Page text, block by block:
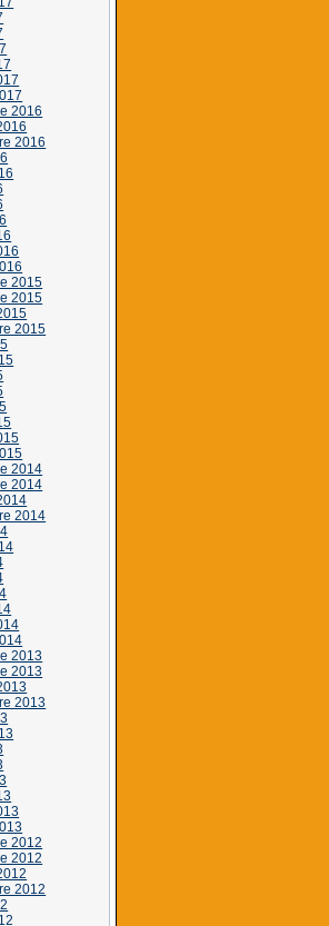
2016
2016
2015
2015
2015
2014
2014
2014
2013
2013
2013
2012
2012
2012